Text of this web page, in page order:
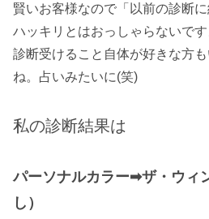
賢いお客様なので「以前の診断
ハッキリとはおっしゃらないで
診断受けること自体が好きな方
ね。占いみたいに(笑)
私の診断結果は
パーソナルカラー➡ザ・ウィ
し）